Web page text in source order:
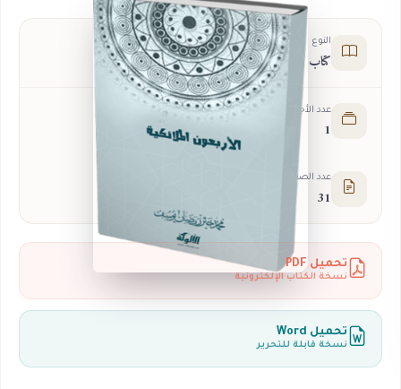
النوع
كتاب
عدد الأجزاء
1
عدد الصفحات
31
تحميل PDF
نسخة الكتاب الإلكترونية
تحميل Word
نسخة قابلة للتحرير